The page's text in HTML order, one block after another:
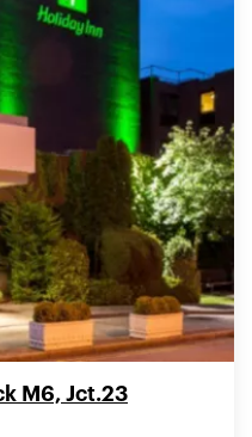
M6, Jct.23